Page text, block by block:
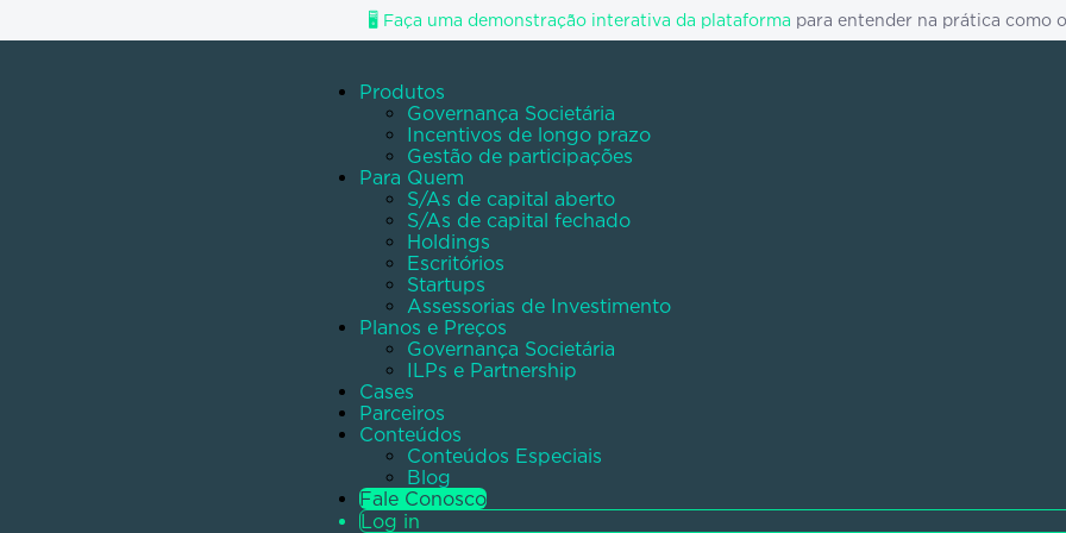
🖥️ Faça uma demonstração interativa da plataforma para entender na prática como
Produtos
Governança Societária
Incentivos de longo prazo
Gestão de participações
Para Quem
S/As de capital aberto
S/As de capital fechado
Holdings
Escritórios
Startups
Assessorias de Investimento
Planos e Preços
Governança Societária
ILPs e Partnership
Cases
Parceiros
Conteúdos
Conteúdos Especiais
Blog
Fale Conosco
Log in